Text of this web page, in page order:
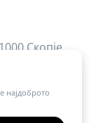
најдоброто
Скопје